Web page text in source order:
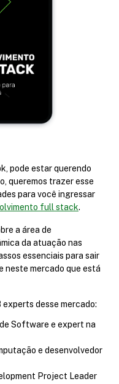
pode estar querendo
queremos trazer esse
para você ingressar
full stack.
a área de
da atuação nas
essenciais para sair
neste mercado que está
experts desse mercado:
Software e expert na
e desenvolvedor
Project Leader